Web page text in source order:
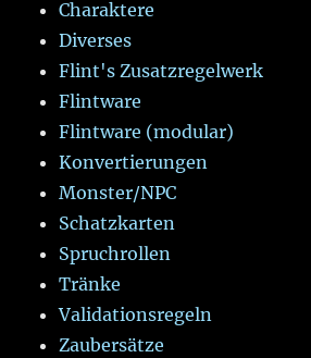
Charaktere
Diverses
Flint's Zusatzregelwerk
Flintware
Flintware (modular)
Konvertierungen
Monster/NPC
Schatzkarten
Spruchrollen
Tränke
Validationsregeln
Zaubersätze